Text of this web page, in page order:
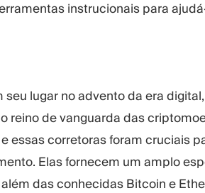
instrucionais para
seu lugar no advento da era
reino de vanguarda das
essas corretoras foram cruciais
Elas fornecem um amplo
das conhecidas Bitcoin e